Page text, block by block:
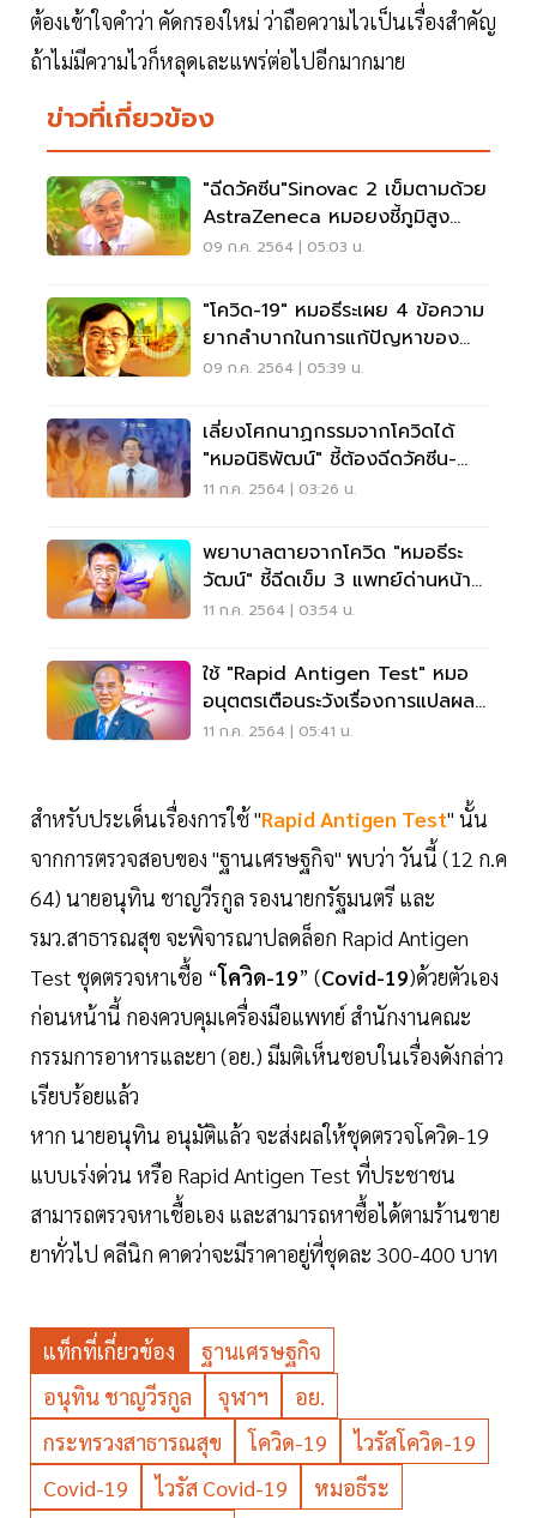
ต้องเข้าใจคำว่า คัดกรองใหม่ ว่าถือความไวเป็นเรื่องสำคัญ
ถ้าไม่มีความไวก็หลุดเละแพร่ต่อไปอีกมากมาย
ข่าวที่เกี่ยวข้อง
"ฉีดวัคซีน"Sinovac 2 เข็มตามด้วย
AstraZeneca หมอยงชี้ภูมิสูง
มากกว่า 30 เท่า
09 ก.ค. 2564 | 05:03 น.
"โควิด-19" หมอธีระเผย 4 ข้อความ
ยากลำบากในการแก้ปัญหาของ
ไทย
09 ก.ค. 2564 | 05:39 น.
เลี่ยงโศกนาฏกรรมจากโควิดได้
"หมอนิธิพัฒน์" ชี้ต้องฉีดวัคซีน-
ระวังตัวเอง
11 ก.ค. 2564 | 03:26 น.
พยาบาลตายจากโควิด "หมอธีระ
วัฒน์" ชี้ฉีดเข็ม 3 แพทย์ด่านหน้า
ไม่ใช่วีไอพี
11 ก.ค. 2564 | 03:54 น.
ใช้ "Rapid Antigen Test" หมอ
อนุตตรเตือนระวังเรื่องการแปลผล-
การปฎิบัติตัว
11 ก.ค. 2564 | 05:41 น.
สำหรับประเด็นเรื่องการใช้ "Rapid Antigen Test" นั้น
จากการตรวจสอบของ "ฐานเศรษฐกิจ" พบว่า วันนี้ (12 ก.ค
64) นายอนุทิน ชาญวีรกูล รองนายกรัฐมนตรี และ
รมว.สาธารณสุข จะพิจารณาปลดล็อก Rapid Antigen
Test ชุดตรวจหาเชื้อ “โควิด-19” (Covid-19)ด้วยตัวเอง
ก่อนหน้านี้ กองควบคุมเครื่องมือแพทย์ สำนักงานคณะ
กรรมการอาหารและยา (อย.) มีมติเห็นชอบในเรื่องดังกล่าว
เรียบร้อยแล้ว
หาก นายอนุทิน อนุมัติแล้ว จะส่งผลให้ชุดตรวจโควิด-19
แบบเร่งด่วน หรือ Rapid Antigen Test ที่ประชาชน
สามารถตรวจหาเชื้อเอง และสามารถหาซื้อได้ตามร้านขาย
ยาทั่วไป คลีนิก คาดว่าจะมีราคาอยู่ที่ชุดละ 300-400 บาท
แท็กที่เกี่ยวข้อง
ฐานเศรษฐกิจ
อนุทิน ชาญวีรกูล
จุฬาฯ
อย.
กระทรวงสาธารณสุข
โควิด-19
ไวรัสโควิด-19
Covid-19
ไวรัส Covid-19
หมอธีระ